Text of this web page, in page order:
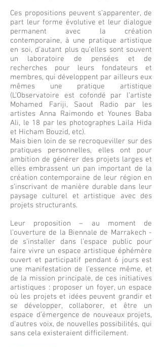
Ces propositions peuvent s’apparenter, de
part leur forme évolutive et leur dialogue
permanent avec la création
contemporaine, à une pratique artistique
en soi, d’autant plus qu’elles sont souvent
un laboratoire de pensées et de
recherches pour leurs fondateurs et
membres, qui développent par ailleurs eux
mêmes une pratique artistique
(L’Observatoire est cofondé par l’artiste
Mohamed Fariji, Saout Radio par les
artistes Anna Raimondo et Younes Baba
Ali, le 18 par les photographes Laila Hida
et Hicham Bouzid, etc).
Mais bien loin de se recroqueviller sur des
pratiques personnelles, elles ont pour
ambition de générer des projets larges et
elles embrassent un pan important de la
création contemporaine de leur région en
s’inscrivant de manière durable dans leur
paysage culturel et artistique avec des
projets structurants.
Leur proposition – au moment de
l’ouverture de la Biennale de Marrakech -
de s’installer dans l’espace public pour
faire vivre un espace artistique éphémère
ouvert et participatif pendant 6 jours est
une manifestation de l’essence même, et
de la mission principale, de ces initiatives
artistiques : proposer un foyer, un espace
où les projets et idées peuvent grandir et
se développer, collaborer, et être un
espace d’émergence de nouveaux projets,
d’autres voix, de nouvelles possibilités, qui
sans cela existeraient difficilement.